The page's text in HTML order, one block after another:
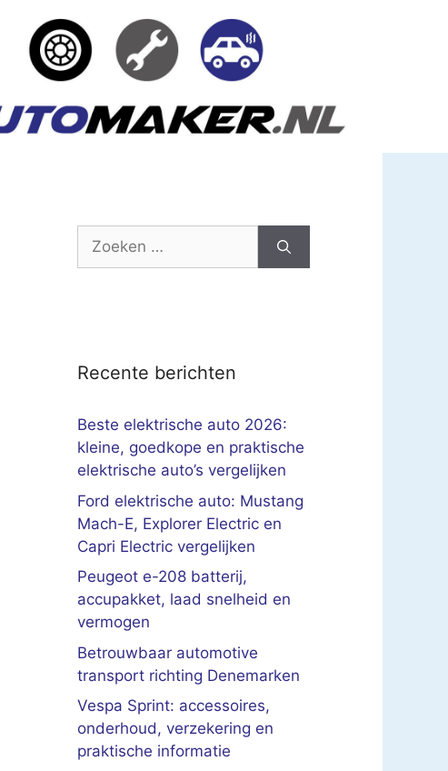
Zoek
Recente berichten
Beste elektrische auto 2026:
kleine, goedkope en praktische
elektrische auto’s vergelijken
Ford elektrische auto: Mustang
Mach-E, Explorer Electric en
Capri Electric vergelijken
Peugeot e-208 batterij,
accupakket, laad snelheid en
vermogen
Betrouwbaar automotive
transport richting Denemarken
Vespa Sprint: accessoires,
onderhoud, verzekering en
praktische informatie